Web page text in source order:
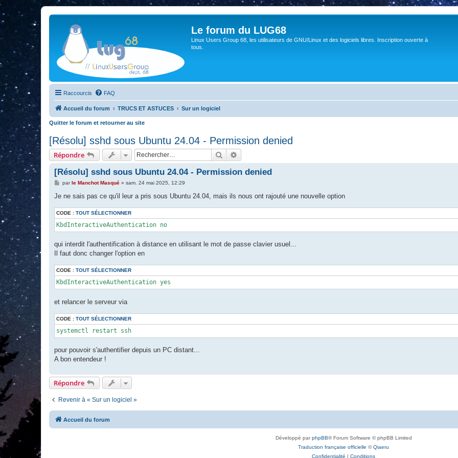
Le forum du LUG68
Linux Users Group 68, les utilisateurs de GNU/Linux et des logiciels libres. Inscription ouverte à
tous.
Raccourcis FAQ
Accueil du forum TRUCS ET ASTUCES Sur un logiciel
Quitter le forum et retourner au site
[Résolu] sshd sous Ubuntu 24.04 - Permission denied
Répondre Rechercher
[Résolu] sshd sous Ubuntu 24.04 - Permission denied
M
s
a
g
e
parle Manchot Masqué» sam. 24 mai 2025, 12:29
Je ne sais pas ce qu'il leur a pris sous Ubuntu 24.04, mais ils nous ont rajouté une nouvelle option
CODE : TOUT SÉLECTIONNER
KbdInteractiveAuthentication no
qui interdit l'authentification à distance en utilisant le mot de passe clavier usuel...
Il faut donc changer l'option en
CODE : TOUT SÉLECTIONNER
KbdInteractiveAuthentication yes
et relancer le serveur via
CODE : TOUT SÉLECTIONNER
systemctl restart ssh
pour pouvoir s'authentifier depuis un PC distant...
A bon entendeur !
Répondre
Revenir à « Sur un logiciel »
Accueil du forum
Développé parphpBB® Forum Software © phpBB Limited
Traduction française officielle ©Qiaeru
Confidentialité
Conditions